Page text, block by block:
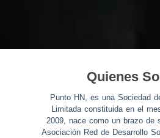
Quienes
Punto HN, es una Sociedad
Limitada constituida en el
2009, nace como un brazo de
Asociación Red de Desarrollo